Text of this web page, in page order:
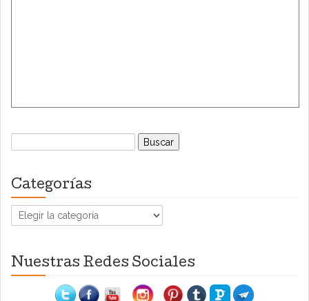
Buscar:
Categorías
Categorías
Nuestras Redes Sociales